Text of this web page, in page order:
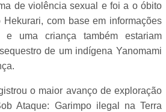
de violência sexual e foi a o óbito
com base em informações
uma criança também estariam
de um indígena Yanomami
o maior avanço de exploração
Ataque: Garimpo ilegal na Terra